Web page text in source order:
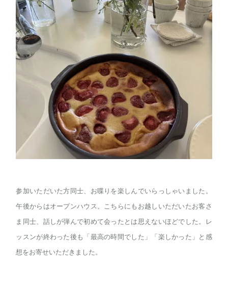
参加いただいた方同士、お喋りを楽しんでいらっしゃいました。
午後からはオープンハウス。こちらにもお越しいただいたお客さ
ま同士、話しが弾んで初めて会ったとは思えないほどでした。レ
ッスンが終わった後も「最高の時間でした」「楽しかった」と感
想をお寄せいただきました。